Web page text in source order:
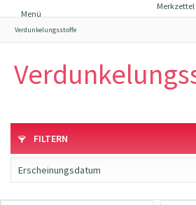
Merkzettel
Menü
Verdunkelungsstoffe
FILTERN